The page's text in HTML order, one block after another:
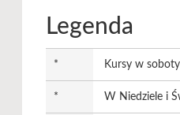
Legenda
* Kursy w
* W Niedziele i